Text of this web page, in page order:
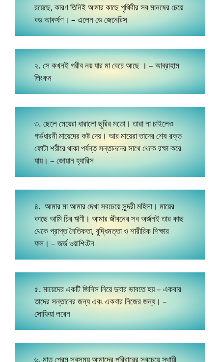
রয়েছে, কারণ তিনিই আমার কাছে পৃথিবীর সব মানষের চেয়ে
বড় আকর্ষণ। – এলেন ডে জেনেরিস
২. সে কখনই গরীব নয় যার মা বেচে আছে । – আব্রাহাম
লিংকন
৩. ছেলে মেয়েরা ধারালো ছুরির মতো। তারা না চাইলেও
গর্ভধারনী মায়েদের কষ্ট দেয়। আর মায়েরা তাদের শেষ রক্ত
ফোটা শরীরে থাকা পর্যন্ত সন্তানদের সাথে থেকে রক্ষা করে
যায়। – জোয়ান হ্যারিস
৪. আমার মা আমার দেখা সবচেয়ে সুন্দরী মহিলা। মায়ের
কাছে আমি চির ঋণী। আমার জীবনের সব অর্জনই তার কাছ
থেকে প্রাপ্ত নৈতিকতা, বুদ্ধিমত্তা ও শারীরিক শিক্ষার
ফল। – জর্জ ওয়াশিংটন
৫. মায়েদের একটি জিনিস নিয়ে দুবার ভাবতে হয় – একবার
তাদের সন্তানের জন্য এবং একবার নিজের জন্য। –
সোফিয়া লরেন
৬. মাতৃ প্রেম সবসময় আমাদের পরিবারের সবচেয়ে স্থায়ী